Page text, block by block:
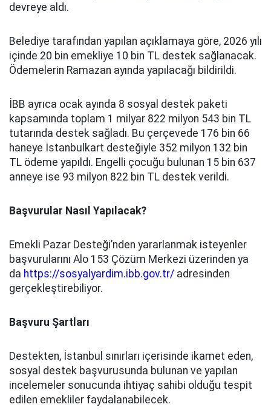
devreye aldı.
Belediye tarafından yapılan açıklamaya göre, 2026 yılı
içinde 20 bin emekliye 10 bin TL destek sağlanacak.
Ödemelerin Ramazan ayında yapılacağı bildirildi.
İBB ayrıca ocak ayında 8 sosyal destek paketi
kapsamında toplam 1 milyar 822 milyon 543 bin TL
tutarında destek sağladı. Bu çerçevede 176 bin 66
haneye İstanbulkart desteğiyle 352 milyon 132 bin
TL ödeme yapıldı. Engelli çocuğu bulunan 15 bin 637
anneye ise 93 milyon 822 bin TL destek verildi.
Başvurular Nasıl Yapılacak?
Emekli Pazar Desteği’nden yararlanmak isteyenler
başvurularını Alo 153 Çözüm Merkezi üzerinden ya
da https://sosyalyardim.ibb.gov.tr/ adresinden
gerçekleştirebiliyor.
Başvuru Şartları
Destekten, İstanbul sınırları içerisinde ikamet eden,
sosyal destek başvurusunda bulunan ve yapılan
incelemeler sonucunda ihtiyaç sahibi olduğu tespit
edilen emekliler faydalanabilecek.